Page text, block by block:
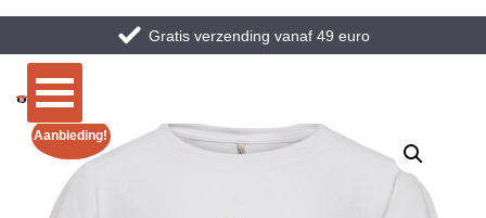
Gratis verzending vanaf 49 euro
Aanbieding!